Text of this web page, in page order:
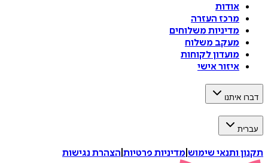
אודות
מרכז העזרה
מדיניות משלוחים
מעקב משלוח
מועדון לקוחות
איזור אישי
דברו איתנו
עברית
תקנון ותנאי שימוש מדיניות פרטיות הצהרת נגישות